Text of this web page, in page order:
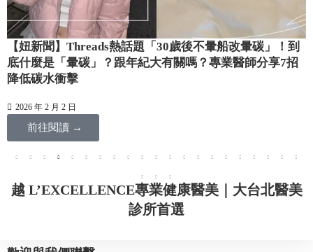
【妞新聞】Threads熱話題「30歲後不暈船改暈碳」！到
底什麼是「暈碳」？跟年紀大有關嗎？專業醫師分享7招
降低碳水衝擊
2026 年 2 月 2 日
前往閱讀 →
越 L’EXCELLENCE專業健康醫美｜大台北醫美
診所首選